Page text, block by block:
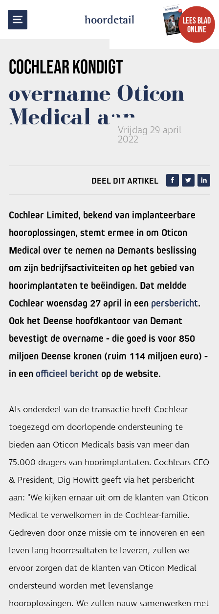
hoordetail
LEES BLAD
ONLINE
COCHLEARKONDIGT
overname Oticon
Medical aan
Vrijdag 29 april
2022
TERUG NAAR OVERZICHT
DEEL DIT ARTIKEL
Cochlear Limited, bekend van implanteerbare
hooroplossingen, stemt ermee in om Oticon
Medical over te nemen na Demants beslissing
om zijn bedrijfsactiviteiten op het gebied van
hoorimplantaten te beëindigen. Dat meldde
Cochlear woensdag 27 april in een persbericht.
Ook het Deense hoofdkantoor van Demant
bevestigt de overname - die goed is voor 850
miljoen Deense kronen (ruim 114 miljoen euro) -
in een officieel bericht op de website.
Als onderdeel van de transactie heeft Cochlear
toegezegd om doorlopende ondersteuning te
bieden aan Oticon Medicals basis van meer dan
75.000 dragers van hoorimplantaten. Cochlears CEO
& President, Dig Howitt geeft via het persbericht
aan: "We kijken ernaar uit om de klanten van Oticon
Medical te verwelkomen in de Cochlear-familie.
Gedreven door onze missie om te innoveren en een
leven lang hoorresultaten te leveren, zullen we
ervoor zorgen dat de klanten van Oticon Medical
ondersteund worden met levenslange
hooroplossingen. We zullen nauw samenwerken met